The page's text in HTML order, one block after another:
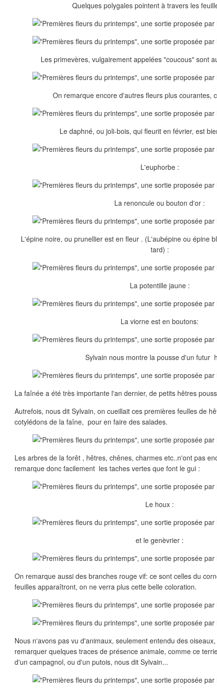
Quelques polygales pointent à travers les
Les primevères, vulgairement appelées "coucous" sont
On remarque encore d'autres fleurs plus courantes,
Le daphné, ou joli-bois, qui fleurit en février, est
L'euphorbe :
La renoncule ou bouton d'or :
L'épine noire, ou prunellier est en fleur . (L'aubépine ou épine
tard) :
La potentille jaune :
La viorne est en boutons:
Sylvain nous montre la pousse d'un futur
La faînée a été très importante l'an dernier, de petits hêtres
Autrefois, nous dit Sylvain, on cueillait ces premières feulles de
cotylédons de la faîne, pour en faire des salades.
Les arbres de la forêt , hêtres, chênes, charmes etc..n'ont pas
remarque donc facilement les taches vertes que font le gui :
Le houx :
et le genèvrier :
On remarque aussi des branches rouge vif: ce sont celles du
feuilles apparaîtront, on ne verra plus cette belle coloration.
Nous n'avons pas vu d'animaux, seulement entendu des
remarquer quelques traces de présence animale, comme ce
d'un campagnol, ou d'un putois, nous dit Sylvain...